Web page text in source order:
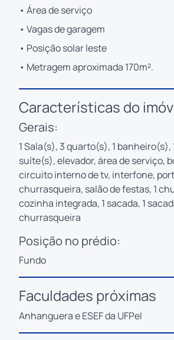
• Área de serviço
• Vagas de garagem
• Posição solar leste
• Metragem aproximada 170m².
Características do
Gerais:
1 Sala(s), 3 quarto(s), 1 banheiro(s),
suíte(s), elevador, área de serviço,
circuito interno de tv, interfone,
churrasqueira, salão de festas, 1
cozinha integrada, 1 sacada, 1
churrasqueira
Posição no prédio:
Fundo
Faculdades próximas
Anhanguera e ESEF da UFPel